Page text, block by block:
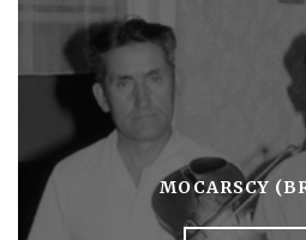
MOCARSCY